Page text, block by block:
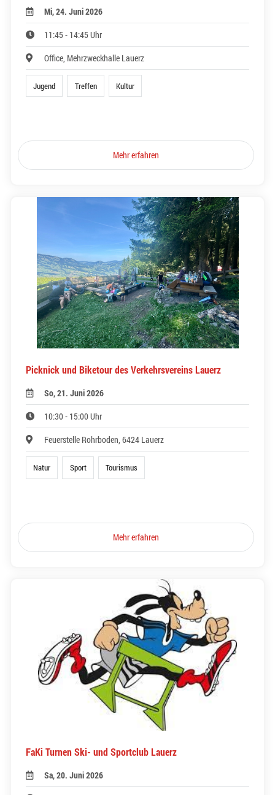
Mi, 24. Juni 2026
11:45 - 14:45 Uhr
Office, Mehrzweckhalle Lauerz
Jugend Treffen Kultur
Mehr erfahren
Picknick und Biketour des Verkehrsvereins Lauerz
So, 21. Juni 2026
10:30 - 15:00 Uhr
Feuerstelle Rohrboden, 6424 Lauerz
Natur Sport Tourismus
Mehr erfahren
FaKi Turnen Ski- und Sportclub Lauerz
Sa, 20. Juni 2026